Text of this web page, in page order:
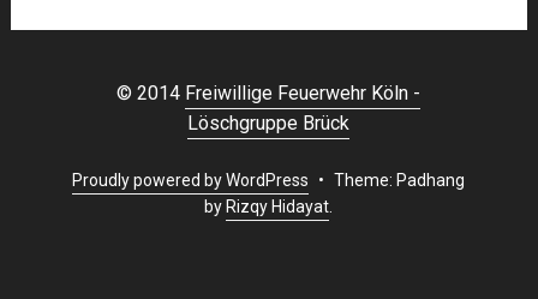
© 2014 Freiwillige Feuerwehr Köln -
Löschgruppe Brück
Proudly powered by WordPress • Theme: Padhang
by Rizqy Hidayat